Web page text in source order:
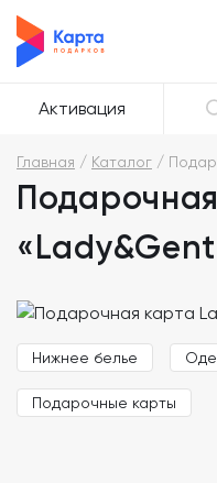
Активация
Главная Каталог
Нижнее белье
Подарочные карты